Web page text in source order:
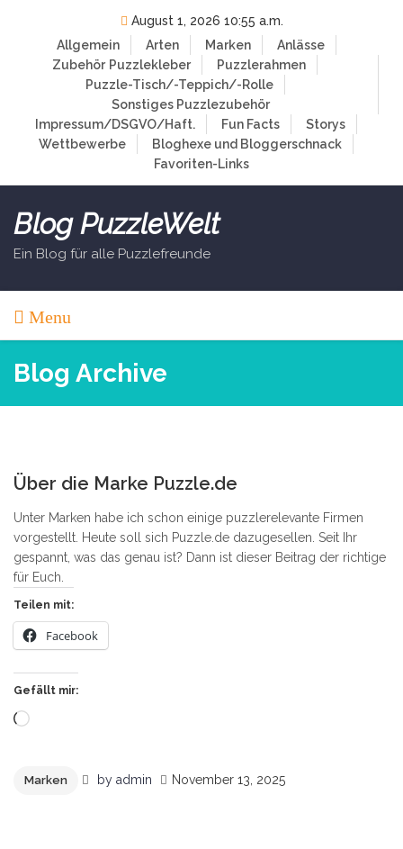
August 1, 2026 10:55 a.m.
Allgemein
Arten Marken
Anlässe
Zubehör Puzzlekleber
Puzzlerahmen
Puzzle-Tisch/-Teppich/-Rolle
Sonstiges Puzzlezubehör
Impressum/DSGVO/Haft.
Fun Facts
Storys
Wettbewerbe
Bloghexe und Bloggerschnack
Favoriten-Links
Blog PuzzleWelt
Ein Blog für alle Puzzlefreunde
Menu
Blog Archive
Über die Marke Puzzle.de
Unter Marken habe ich schon einige puzzlerelevante Firmen
vorgestellt. Heute soll sich Puzzle.de dazugesellen. Seit Ihr
gespannt, was das genau ist? Dann ist dieser Beitrag der richtige
für Euch.
Teilen mit:
Facebook
Gefällt mir:
Wird
Marken by admin November 13, 2025